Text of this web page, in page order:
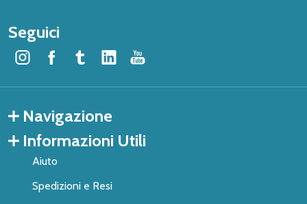
Seguici
Navigazione
Informazioni Utili
Aiuto
Spedizioni e Resi